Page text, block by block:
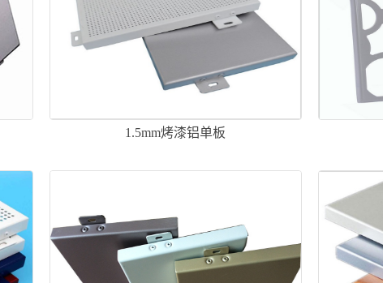
1.5mm烤漆铝单板